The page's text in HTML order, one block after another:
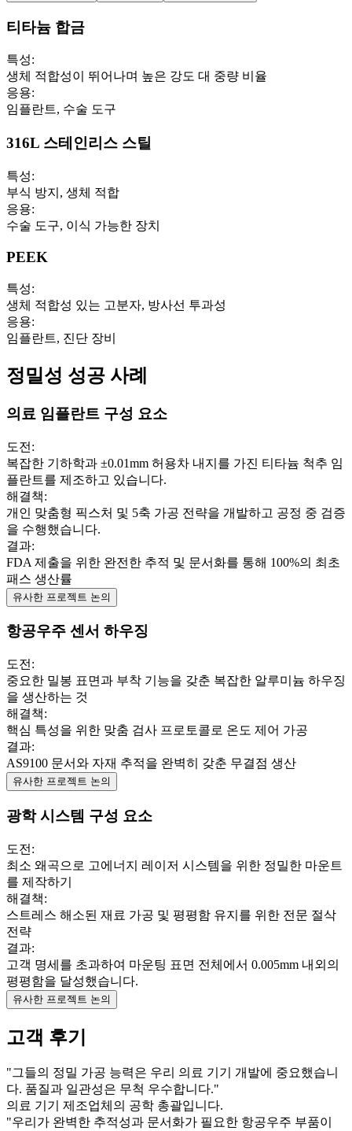
티타늄 합금
특성:
생체 적합성이 뛰어나며 높은 강도 대 중량 비율
응용:
임플란트, 수술 도구
316L 스테인리스 스틸
특성:
부식 방지, 생체 적합
응용:
수술 도구, 이식 가능한 장치
PEEK
특성:
생체 적합성 있는 고분자, 방사선 투과성
응용:
임플란트, 진단 장비
정밀성 성공 사례
의료 임플란트 구성 요소
도전 :
복잡한 기하학과 ±0.01mm 허용차 내지를 가진 티타늄 척추 임
플란트를 제조하고 있습니다.
해결책:
개인 맞춤형 픽스처 및 5축 가공 전략을 개발하고 공정 중 검증
을 수행했습니다.
결과:
FDA 제출을 위한 완전한 추적 및 문서화를 통해 100%의 최초
패스 생산률
유사한 프로젝트 논의
항공우주 센서 하우징
도전 :
중요한 밀봉 표면과 부착 기능을 갖춘 복잡한 알루미늄 하우징
을 생산하는 것
해결책:
핵심 특성을 위한 맞춤 검사 프로토콜로 온도 제어 가공
결과:
AS9100 문서와 자재 추적을 완벽히 갖춘 무결점 생산
유사한 프로젝트 논의
광학 시스템 구성 요소
도전 :
최소 왜곡으로 고에너지 레이저 시스템을 위한 정밀한 마운트
를 제작하기
해결책:
스트레스 해소된 재료 가공 및 평평함 유지를 위한 전문 절삭
전략
결과:
고객 명세를 초과하여 마운팅 표면 전체에서 0.005mm 내외의
평평함을 달성했습니다.
유사한 프로젝트 논의
고객 후기
"그들의 정밀 가공 능력은 우리 의료 기기 개발에 중요했습니
다. 품질과 일관성은 무척 우수합니다."
의료 기기 제조업체의 공학 총괄입니다.
"우리가 완벽한 추적성과 문서화가 필요한 항공우주 부품이